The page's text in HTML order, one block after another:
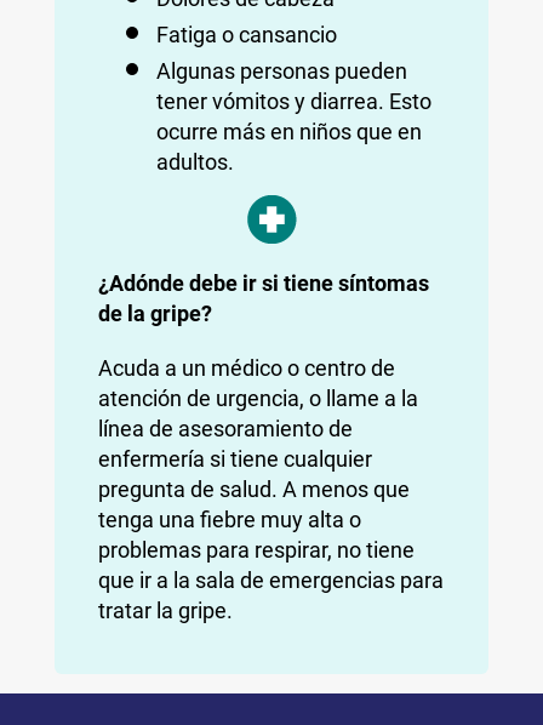
Fatiga o cansancio
Algunas personas pueden
tener vómitos y diarrea. Esto
ocurre más en niños que en
adultos.
¿Adónde debe ir si tiene síntomas
de la gripe?
Acuda a un médico o centro de
atención de urgencia, o llame a la
línea de asesoramiento de
enfermería si tiene cualquier
pregunta de salud. A menos que
tenga una fiebre muy alta o
problemas para respirar, no tiene
que ir a la sala de emergencias para
tratar la gripe.